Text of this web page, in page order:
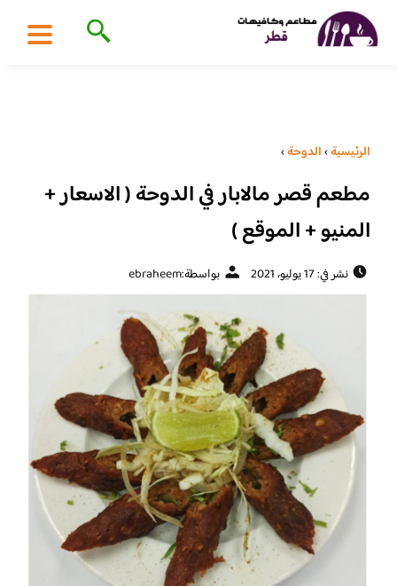
الرئيسية›الدوحة›
مطعم قصر مالابار في الدوحة ( الاسعار +
المنيو + الموقع )
نشر في: 17 يوليو، 2021 بواسطة:ebraheem